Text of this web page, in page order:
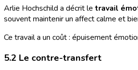
Arlie Hochschild a décrit le travail
souvent maintenir un affect calme et
Ce travail a un coût : épuisement
5.2 Le contre-transfert